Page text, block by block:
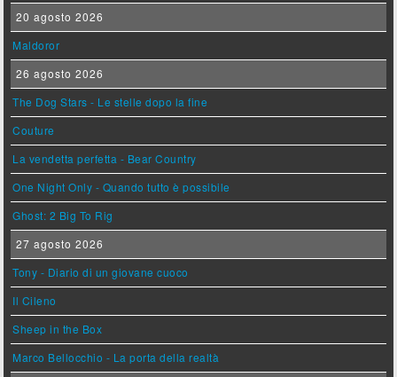
20 agosto 2026
Maldoror
26 agosto 2026
The Dog Stars - Le stelle dopo la fine
Couture
La vendetta perfetta - Bear Country
One Night Only - Quando tutto è possibile
Ghost: 2 Big To Rig
27 agosto 2026
Tony - Diario di un giovane cuoco
Il Cileno
Sheep in the Box
Marco Bellocchio - La porta della realtà